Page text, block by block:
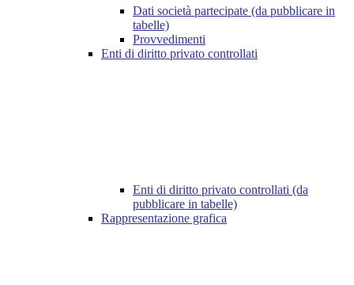
Dati società partecipate (da pubblicare in
tabelle)
Provvedimenti
Enti di diritto privato controllati
Enti di diritto privato controllati (da
pubblicare in tabelle)
Rappresentazione grafica